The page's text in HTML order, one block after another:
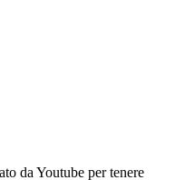
da Youtube per tenere